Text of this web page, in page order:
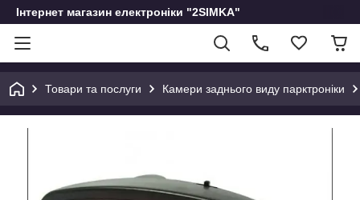
Інтернет магазин електроніки "2SIMKA"
Товари та послуги Камери заднього виду парктроніки